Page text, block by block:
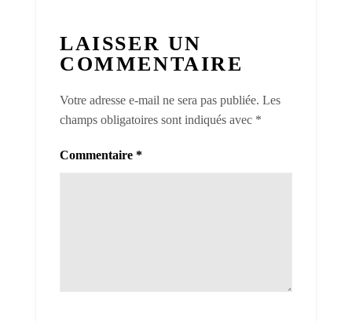
LAISSER UN
COMMENTAIRE
Votre adresse e-mail ne sera pas publiée. Les
champs obligatoires sont indiqués avec *
Commentaire *